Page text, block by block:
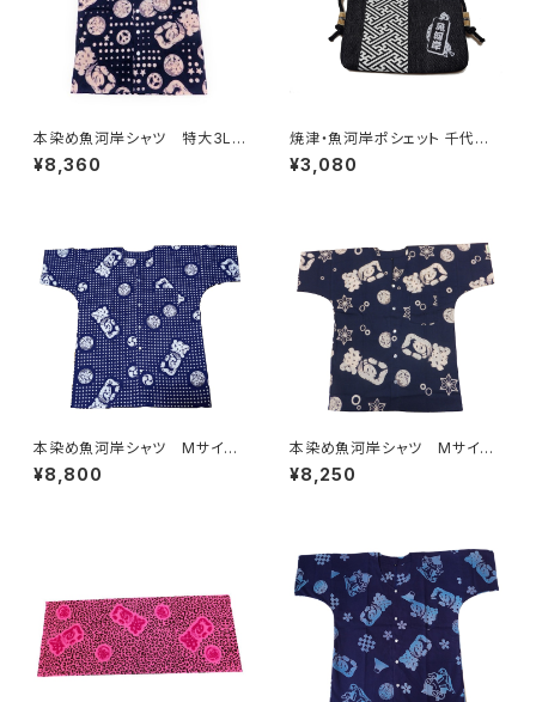
本染め魚河岸シャツ 特大3Lサ
イズ 認定証付き 木綿晒 星
柄入り豆絞り 紺×白 日本
ツ 焼津 浜通り 港町
¥8,360
焼津・魚河岸ポシェット 千代掛
けポーチ 【千社札紗綾形 魚河
岸】チャック付き デニム素材 日
¥3,080
本染め魚河岸シャツ Mサイ
ズ 認定証付き 木綿晒 伝統
豆絞り柄 巴紋 紺×白 日本
¥8,800
本染め魚河岸シャツ Mサイ
ズ 認定証付き 木綿晒 涼麻
柄 紺×白 日本製 注染そ
¥8,250